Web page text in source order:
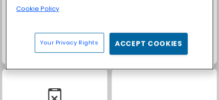
Grand Mahjong Connect Scala 40
Cookie Policy
Your Privacy Rights ACCEPT COOKIES